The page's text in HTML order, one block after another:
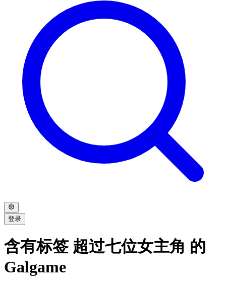
登录
含有标签 超过七位女主角 的
Galgame